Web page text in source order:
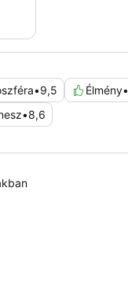
•9,5 Élmény•
•8,6